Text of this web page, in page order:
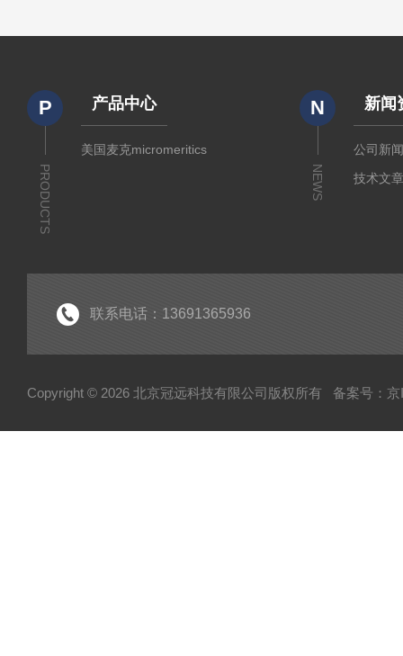
P
PRODUCTS
产品中心
美国麦克micromeritics
N
NEWS
新闻
公司新
技术文
联系电话：13691365936
Copyright © 2026 北京冠远科技有限公司版权所有 备案号：